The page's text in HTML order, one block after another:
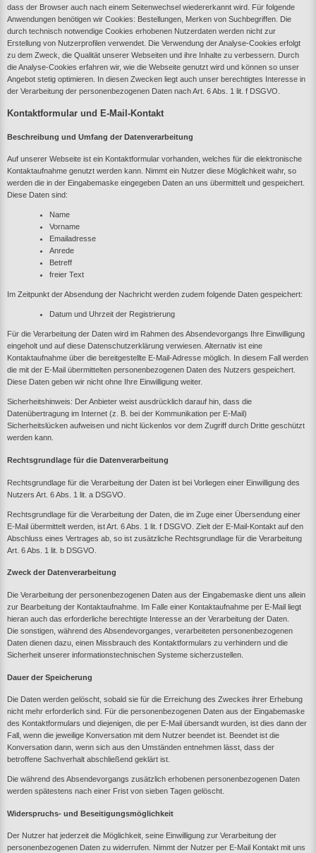
dass der Browser auch nach einem Seitenwechsel wiedererkannt wird. Für folgende
Anwendungen benötigen wir Cookies: Bestellungen, Merken von Suchbegriffen. Die
durch technisch notwendige Cookies erhobenen Nutzerdaten werden nicht zur
Erstellung von Nutzerprofilen verwendet. Die Verwendung der Analyse-Cookies erfolgt
zu dem Zweck, die Qualität unserer Webseiten und ihre Inhalte zu verbessern. Durch
die Analyse-Cookies erfahren wir, wie die Webseite genutzt wird und können so unser
Angebot stetig optimieren. In diesen Zwecken liegt auch unser berechtigtes Interesse in
der Verarbeitung der personenbezogenen Daten nach Art. 6 Abs. 1 lit. f DSGVO.
Kontaktformular und E-Mail-Kontakt
Beschreibung und Umfang der Datenverarbeitung
Auf unserer Webseite ist ein Kontaktformular vorhanden, welches für die elektronische
Kontaktaufnahme genutzt werden kann. Nimmt ein Nutzer diese Möglichkeit wahr, so
werden die in der Eingabemaske eingegeben Daten an uns übermittelt und gespeichert.
Diese Daten sind:
Name
Vorname
Emailadresse
Anrede
Betreff
freier Text
Im Zeitpunkt der Absendung der Nachricht werden zudem folgende Daten gespeichert:
Datum und Uhrzeit der Registrierung
Für die Verarbeitung der Daten wird im Rahmen des Absendevorgangs Ihre Einwilligung
eingeholt und auf diese Datenschutzerklärung verwiesen. Alternativ ist eine
Kontaktaufnahme über die bereitgestellte E-Mail-Adresse möglich. In diesem Fall werden
die mit der E-Mail übermittelten personenbezogenen Daten des Nutzers gespeichert.
Diese Daten geben wir nicht ohne Ihre Einwilligung weiter.
Sicherheitshinweis: Der Anbieter weist ausdrücklich darauf hin, dass die
Datenübertragung im Internet (z. B. bei der Kommunikation per E-Mail)
Sicherheitslücken aufweisen und nicht lückenlos vor dem Zugriff durch Dritte geschützt
werden kann.
Rechtsgrundlage für die Datenverarbeitung
Rechtsgrundlage für die Verarbeitung der Daten ist bei Vorliegen einer Einwilligung des
Nutzers Art. 6 Abs. 1 lit. a DSGVO.
Rechtsgrundlage für die Verarbeitung der Daten, die im Zuge einer Übersendung einer
E-Mail übermittelt werden, ist Art. 6 Abs. 1 lit. f DSGVO. Zielt der E-Mail-Kontakt auf den
Abschluss eines Vertrages ab, so ist zusätzliche Rechtsgrundlage für die Verarbeitung
Art. 6 Abs. 1 lit. b DSGVO.
Zweck der Datenverarbeitung
Die Verarbeitung der personenbezogenen Daten aus der Eingabemaske dient uns allein
zur Bearbeitung der Kontaktaufnahme. Im Falle einer Kontaktaufnahme per E-Mail liegt
hieran auch das erforderliche berechtigte Interesse an der Verarbeitung der Daten.
Die sonstigen, während des Absendevorganges, verarbeiteten personenbezogenen
Daten dienen dazu, einen Missbrauch des Kontaktformulars zu verhindern und die
Sicherheit unserer informationstechnischen Systeme sicherzustellen.
Dauer der Speicherung
Die Daten werden gelöscht, sobald sie für die Erreichung des Zweckes ihrer Erhebung
nicht mehr erforderlich sind. Für die personenbezogenen Daten aus der Eingabemaske
des Kontaktformulars und diejenigen, die per E-Mail übersandt wurden, ist dies dann der
Fall, wenn die jeweilige Konversation mit dem Nutzer beendet ist. Beendet ist die
Konversation dann, wenn sich aus den Umständen entnehmen lässt, dass der
betroffene Sachverhalt abschließend geklärt ist.
Die während des Absendevorgangs zusätzlich erhobenen personenbezogenen Daten
werden spätestens nach einer Frist von sieben Tagen gelöscht.
Widerspruchs- und Beseitigungsmöglichkeit
Der Nutzer hat jederzeit die Möglichkeit, seine Einwilligung zur Verarbeitung der
personenbezogenen Daten zu widerrufen. Nimmt der Nutzer per E-Mail Kontakt mit uns